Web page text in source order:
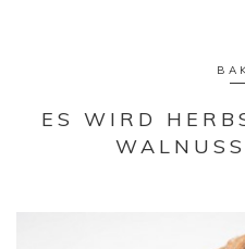
ES WIRD